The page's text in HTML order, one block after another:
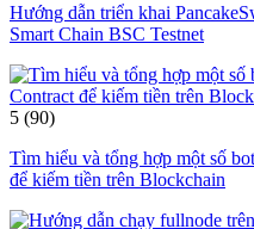
Hướng dẫn triển khai
Smart Chain BSC Testnet
5 (90)
Tìm hiểu và tổng hợp một số
để kiếm tiền trên Blockchain